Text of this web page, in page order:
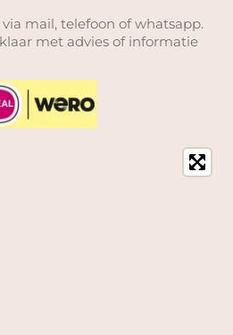
mail, telefoon of whatsapp.
met advies of informatie